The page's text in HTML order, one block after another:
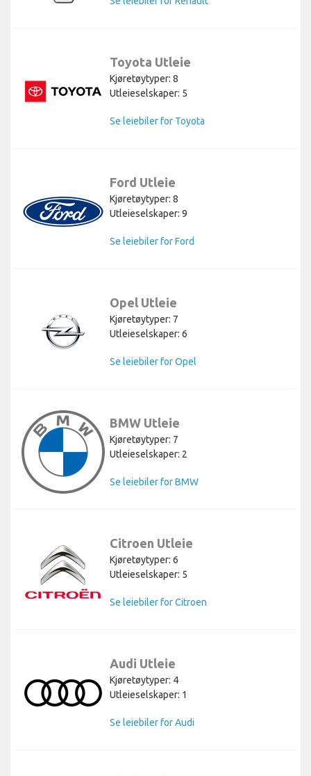
Toyota Utleie
Kjøretøytyper: 8
Utleieselskaper: 5
Se leiebiler for Toyota
Ford Utleie
Kjøretøytyper: 8
Utleieselskaper: 9
Se leiebiler for Ford
Opel Utleie
Kjøretøytyper: 7
Utleieselskaper: 6
Se leiebiler for Opel
BMW Utleie
Kjøretøytyper: 7
Utleieselskaper: 2
Se leiebiler for BMW
Citroen Utleie
Kjøretøytyper: 6
Utleieselskaper: 5
Se leiebiler for Citroen
Audi Utleie
Kjøretøytyper: 4
Utleieselskaper: 1
Se leiebiler for Audi